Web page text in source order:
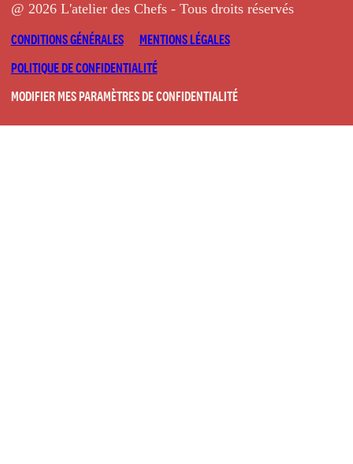
@ 2026 L'atelier des Chefs - Tous droits réservés
CONDITIONS GÉNÉRALES
MENTIONS LÉGALES
POLITIQUE DE CONFIDENTIALITÉ
MODIFIER MES PARAMÈTRES DE CONFIDENTIALITÉ